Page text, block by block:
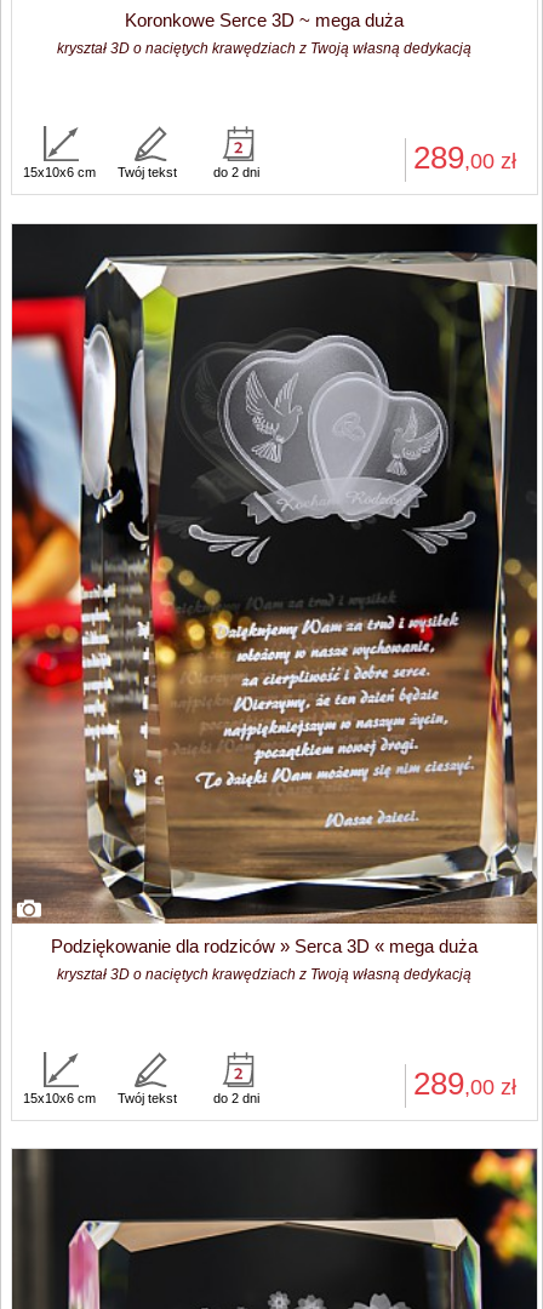
Koronkowe Serce 3D ~ mega duża
kryształ 3D o naciętych krawędziach z Twoją własną dedykacją
289,00 zł
15x10x6 cm Twój tekst do 2 dni
Podziękowanie dla rodziców » Serca 3D « mega duża
kryształ 3D o naciętych krawędziach z Twoją własną dedykacją
289,00 zł
15x10x6 cm Twój tekst do 2 dni